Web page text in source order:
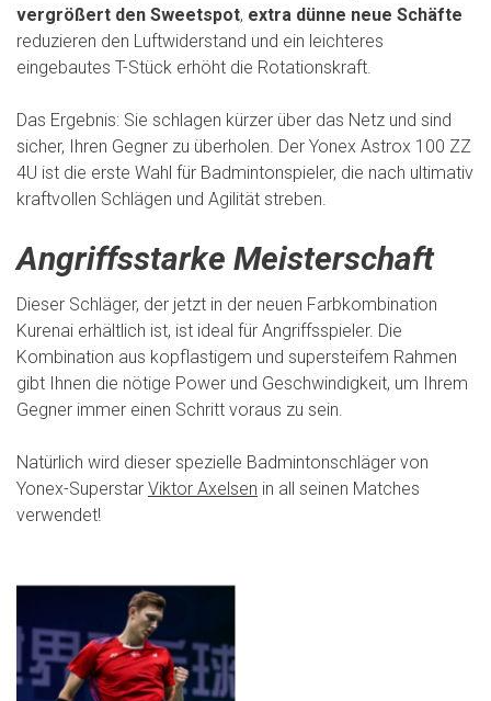
vergrößert den Sweetspot, extra dünne neue Schäfte
reduzieren den Luftwiderstand und ein leichteres
eingebautes T-Stück erhöht die Rotationskraft.
Das Ergebnis: Sie schlagen kürzer über das Netz und sind
sicher, Ihren Gegner zu überholen. Der Yonex Astrox 100 ZZ
4U ist die erste Wahl für Badmintonspieler, die nach ultimativ
kraftvollen Schlägen und Agilität streben.
Angriffsstarke Meisterschaft
Dieser Schläger, der jetzt in der neuen Farbkombination
Kurenai erhältlich ist, ist ideal für Angriffsspieler. Die
Kombination aus kopflastigem und supersteifem Rahmen
gibt Ihnen die nötige Power und Geschwindigkeit, um Ihrem
Gegner immer einen Schritt voraus zu sein.
Natürlich wird dieser spezielle Badmintonschläger von
Yonex-Superstar Viktor Axelsen in all seinen Matches
verwendet!